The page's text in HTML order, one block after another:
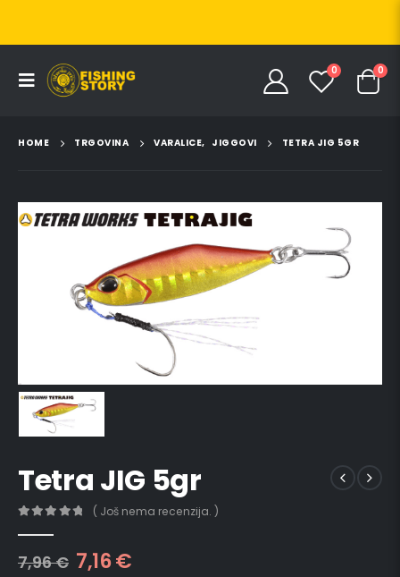
0 0
HOME TRGOVINA VARALICE, JIGGOVI TETRA JIG 5GR
Tetra JIG 5gr
( Još nema recenzija. )
7,96€ 7,16€